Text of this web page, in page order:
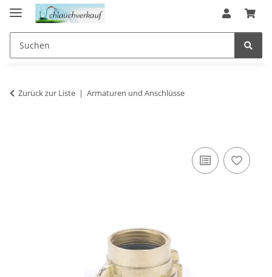
Zurück zur Liste Armaturen und Anschlüsse